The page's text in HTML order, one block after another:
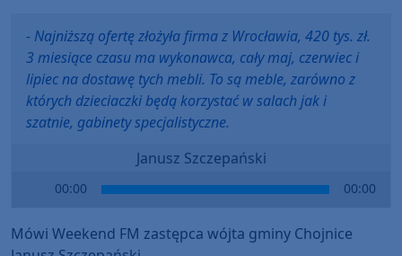
- Najniższą ofertę złożyła firma z Wrocławia, 420 tys. zł.
3 miesiące czasu ma wykonawca, cały maj, czerwiec i
lipiec na dostawę tych mebli. To są meble, zarówno z
których dzieciaczki będą korzystać w salach jak i
szatnie, gabinety specjalistyczne.
Janusz Szczepański
00:00 00:00
Mówi Weekend FM zastępca wójta gminy Chojnice